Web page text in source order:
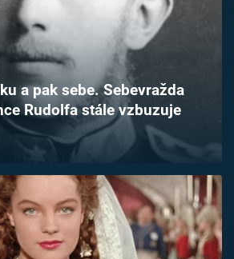
a pak sebe. Sebevražda
Rudolfa stále vzbuzuje